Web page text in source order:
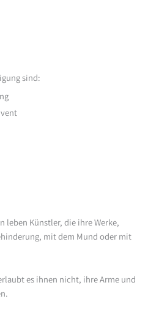
sind:
leben Künstler, die ihre Werke,
mit dem Mund oder mit
es ihnen nicht, ihre Arme und